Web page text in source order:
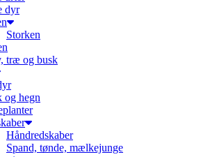
dyr
Storken
træ og busk
og hegn
Håndredskaber
Spand, tønde, mælkejunge